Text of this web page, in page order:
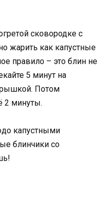
сковородке с
жарить как капустные
правило – это блин не
5 минут на
Потом
2 минуты.
капустными
блинчики со